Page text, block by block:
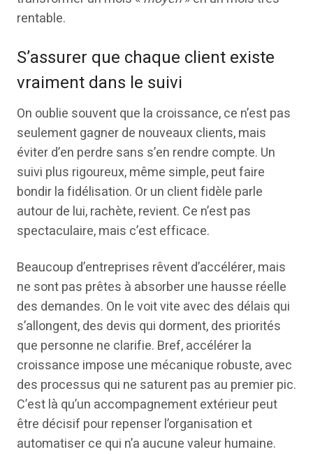
rentable.
S’assurer que chaque client existe
vraiment dans le suivi
On oublie souvent que la croissance, ce n’est pas
seulement gagner de nouveaux clients, mais
éviter d’en perdre sans s’en rendre compte. Un
suivi plus rigoureux, même simple, peut faire
bondir la fidélisation. Or un client fidèle parle
autour de lui, rachète, revient. Ce n’est pas
spectaculaire, mais c’est efficace.
Beaucoup d’entreprises rêvent d’accélérer, mais
ne sont pas prêtes à absorber une hausse réelle
des demandes. On le voit vite avec des délais qui
s’allongent, des devis qui dorment, des priorités
que personne ne clarifie. Bref, accélérer la
croissance impose une mécanique robuste, avec
des processus qui ne saturent pas au premier pic.
C’est là qu’un accompagnement extérieur peut
être décisif pour repenser l’organisation et
automatiser ce qui n’a aucune valeur humaine.